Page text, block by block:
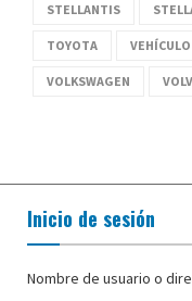
STELLANTIS
TOYOTA
VOLKSWAGEN
Inicio de sesión
Nombre de usuario o